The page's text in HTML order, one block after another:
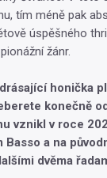
tím méně pak
úspěšného
žánr.
honička
konečně
vznikl v roce
Basso a na
dvěma